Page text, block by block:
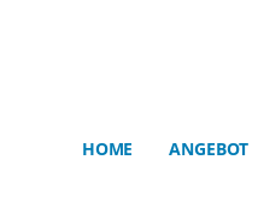
HOME ANGEBOT